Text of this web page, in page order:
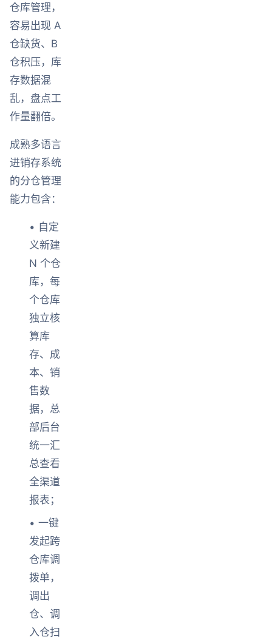
仓库管理，
容易出现 A
仓缺货、B
仓积压，库
存数据混
乱，盘点工
作量翻倍。
成熟多语言
进销存系统
的分仓管理
能力包含：
• 自定
义新建
N 个仓
库，每
个仓库
独立核
算库
存、成
本、销
售数
据，总
部后台
统一汇
总查看
全渠道
报表；
• 一键
发起跨
仓库调
拨单，
调出
仓、调
入仓扫